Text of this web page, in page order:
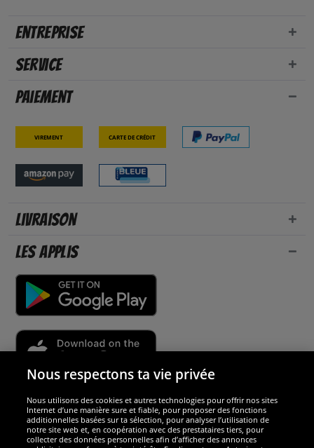
Entreprise
Service
Paiement
Virement Carte de crédit
Livraison
Les applis
Sécurité
Nous sommes excellents
Nous respectons ta vie privée
Nous utilisons des cookies et autres technologies pour offrir nos sites
Internet d’une manière sure et fiable, pour proposer des fonctions
additionnelles basées sur ta sélection, pour analyser l’utilisation de
notre site web et, en coopération avec des prestataires tiers, pour
collecter des données personnelles afin d’afficher des annonces